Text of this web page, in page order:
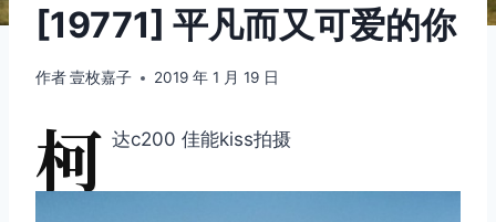
[19771] 平凡而又可爱的你
作者壹枚嘉子 2019 年 1 月 19 日
柯 达c200 佳能kiss拍摄